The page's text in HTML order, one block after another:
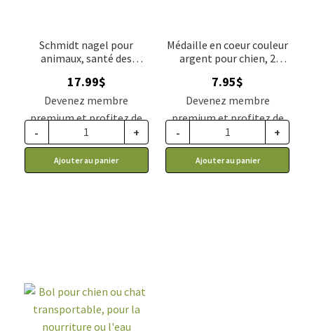
Schmidt nagel pour
animaux, santé des
30ml
17.99$
Devenez membre
premium et profitez de
ce prix rabais : 14.84$ CA
- +
Ajouter au panier
Médaille en coeur couleur
argent pour chien, 2
7.95$
Devenez membre
premium et profitez de
ce prix rabais : 6.56$ CA
- +
Ajouter au panier